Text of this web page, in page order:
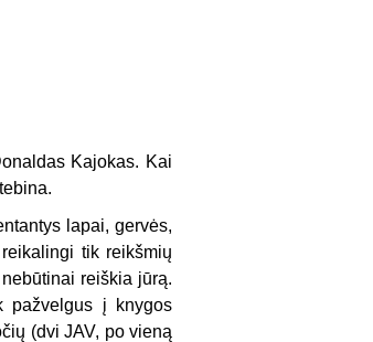
Kajokas. Kai
lapai, gervės,
tik reikšmių
reiškia jūrą.
pažvelgus į knygos
(dvi JAV, po vieną